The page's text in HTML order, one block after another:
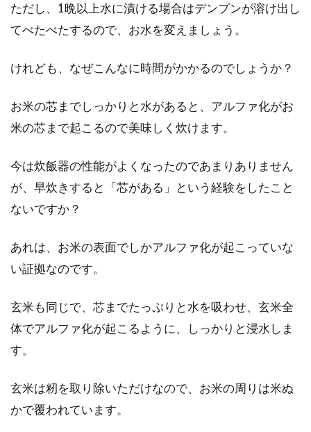
豆腐はレンジで温めるだけでとても
か？実はレンジを使って豆腐を温めると簡単に
水切りができ...
玄米餅の作り方を紹介！ホームベー
餅を作る方法といえば餅米を用意し、一晩吸水
果も期待できる食材ですよね。しかし、納豆特
ただし、1晩以上水に漬ける場合はデンプンが溶け出し
てべたべたするので、お水を変えましょう。
けれども、なぜこんなに時間がかかるのでしょうか？
お米の芯までしっかりと水があると、アルファ化がお
米の芯まで起こるので美味しく炊けます。
今は炊飯器の性能がよくなったのであまりありません
が、早炊きすると「芯がある」という経験をしたこと
ないですか？
あれは、お米の表面でしかアルファ化が起こっていな
い証拠なのです。
玄米も同じで、芯までたっぷりと水を吸わせ、玄米全
体でアルファ化が起こるように、しっかりと浸水しま
す。
玄米は籾を取り除いただけなので、お米の周りは米ぬ
かで覆われています。